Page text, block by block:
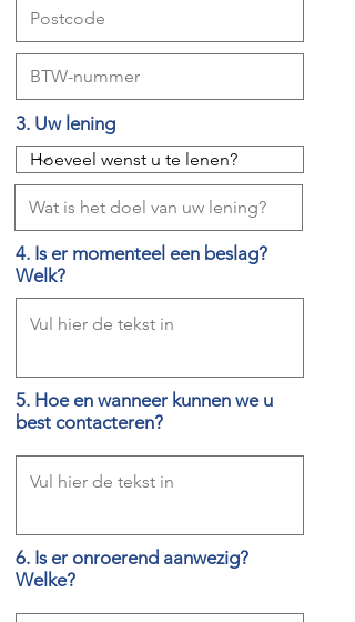
3. Uw lening
4. Is er momenteel een beslag?
Welk?
5. Hoe en wanneer kunnen we u
best contacteren?
6. Is er onroerend aanwezig?
Welke?